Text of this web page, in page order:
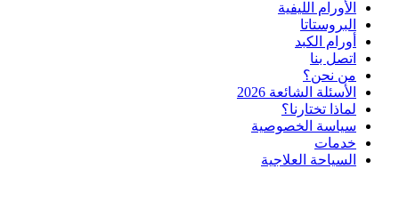
الأورام الليفية
البروستاتا
أورام الكبد
اتصل بنا
من نحن؟
الأسئلة الشائعة 2026
لماذا تختارنا؟
سياسة الخصوصية
خدمات
السياحة العلاجية